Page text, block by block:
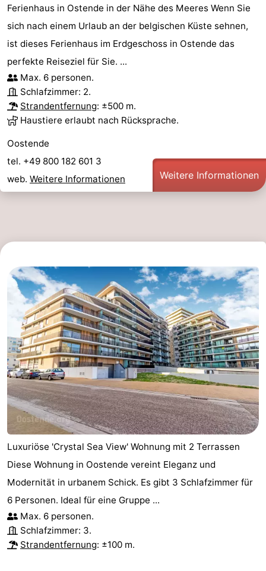
Ferienhaus in Ostende in der Nähe des Meeres Wenn Sie
sich nach einem Urlaub an der belgischen Küste sehnen,
ist dieses Ferienhaus im Erdgeschoss in Ostende das
perfekte Reiseziel für Sie. ...
Max. 6 personen.
Schlafzimmer: 2.
Strandentfernung: ±500 m.
Haustiere erlaubt nach Rücksprache.
Oostende
tel. +49 800 182 601 3
web. Weitere Informationen Weitere Informationen
Luxuriöse 'Crystal Sea View' Wohnung mit 2 Terrassen
Diese Wohnung in Oostende vereint Eleganz und
Modernität in urbanem Schick. Es gibt 3 Schlafzimmer für
6 Personen. Ideal für eine Gruppe ...
Max. 6 personen.
Schlafzimmer: 3.
Strandentfernung: ±100 m.